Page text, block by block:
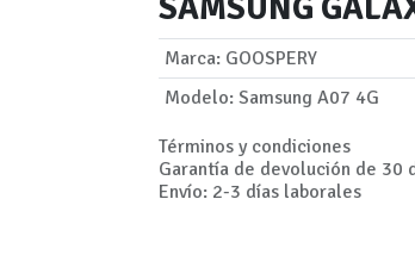
SAMSUNG
Marca: GOOSPERY
Modelo: Samsung A07 4G
Términos y condiciones
Garantía de devolución de 30
Envío: 2-3 días laborales